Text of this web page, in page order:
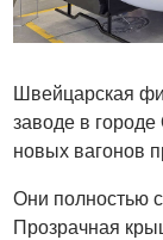
Швейцарская
заводе в городе
новых вагонов
Они полностью
Прозрачная